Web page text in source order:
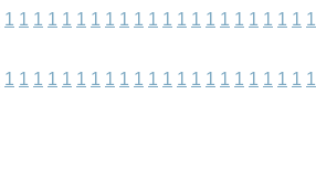
1 1 1 1 1 1 1 1 1 1 1 1 1 1 1 1 1 1 1 1 1 1
1 1 1 1 1 1 1 1 1 1 1 1 1 1 1 1 1 1 1 1 1 1